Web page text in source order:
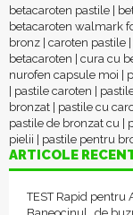
betacaroten pastile
betacaroten walmark
bronz caroten pastile
betacaroten
cura cu
nurofen capsule moi
pastile caroten
bronzat
pastile cu
pastile de bronzat cu
pielii
pastile pentru
ARTICOLE
TEST Rapid pentru